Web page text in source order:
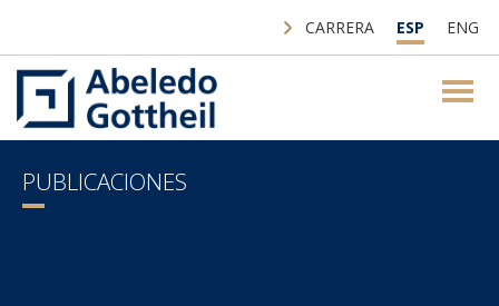
CARRERA ESP ENG
PUBLICACIONES